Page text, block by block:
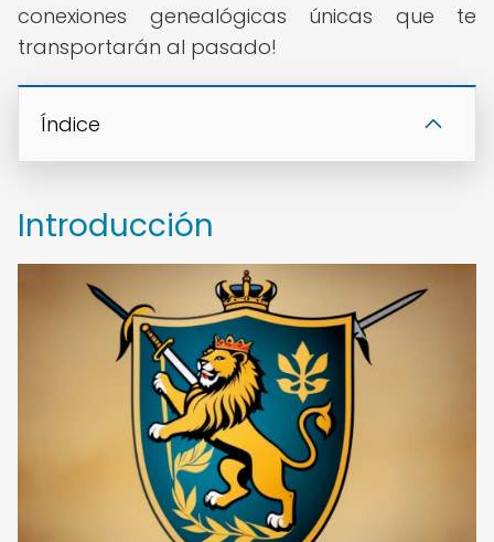
conexiones genealógicas únicas que te
transportarán al pasado!
Índice
Introducción